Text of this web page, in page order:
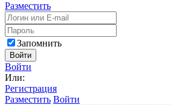
Разместить
Запомнить
Войти
Войти
Или:
Регистрация
Разместить Войти